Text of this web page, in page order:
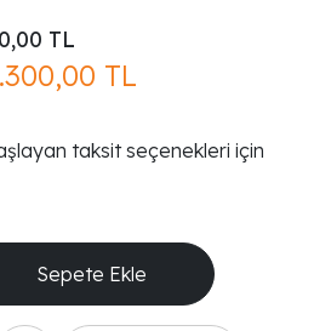
TL
TL
taksit seçenekleri için